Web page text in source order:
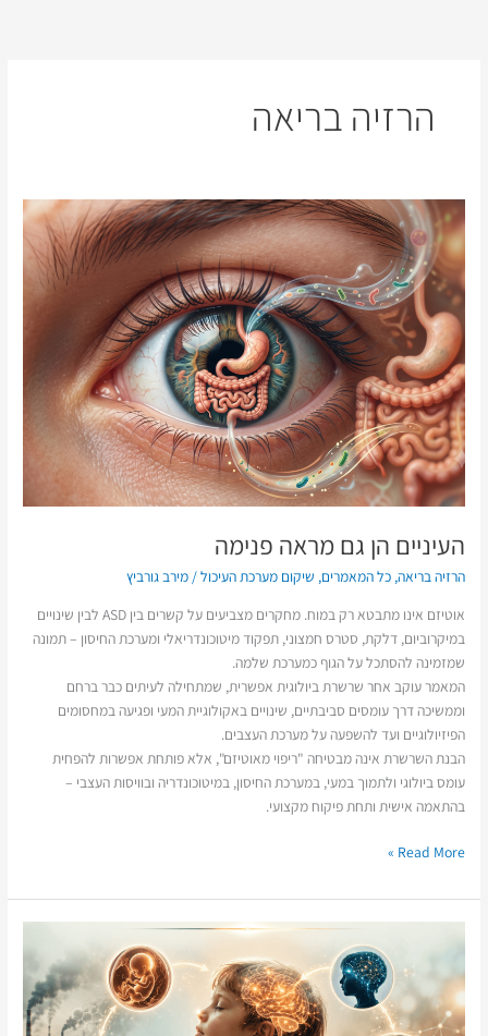
הרזיה בריאה
העיניים הן גם מראה פנימה
הרזיה בריאה,כל המאמרים, שיקום מערכת העיכול/מירב גורביץ
אוטיזם אינו מתבטא רק במוח. מחקרים מצביעים על קשרים בין ASD לבין שינויים
במיקרוביום, דלקת, סטרס חמצוני, תפקוד מיטוכונדריאלי ומערכת החיסון – תמונה
שמזמינה להסתכל על הגוף כמערכת שלמה.
המאמר עוקב אחר שרשרת ביולוגית אפשרית, שמתחילה לעיתים כבר ברחם
וממשיכה דרך עומסים סביבתיים, שינויים באקולוגיית המעי ופגיעה במחסומים
הפיזיולוגיים ועד להשפעה על מערכת העצבים.
הבנת השרשרת אינה מבטיחה "ריפוי מאוטיזם", אלא פותחת אפשרות להפחית
עומס ביולוגי ולתמוך במעי, במערכת החיסון, במיטוכונדריה ובוויסות העצבי –
בהתאמה אישית ותחת פיקוח מקצועי.
העיניים
הן
גם
מראה
פנימה
Read More »